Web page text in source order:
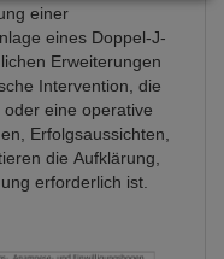
einer
eines Doppel-J-
Erweiterungen
Intervention, die
eine operative
Erfolgsaussichten,
die Aufklärung,
erforderlich ist.